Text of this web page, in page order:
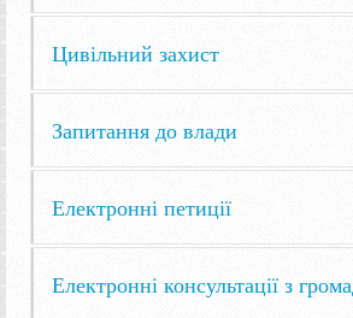
Цивільний захист
Запитання до влади
Електронні петиції
Електронні консультації з